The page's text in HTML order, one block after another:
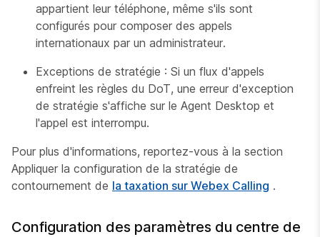
appartient leur téléphone, même s'ils sont
configurés pour composer des appels
internationaux par un administrateur.
Exceptions de stratégie : Si un flux d'appels
enfreint les règles du DoT, une erreur d'exception
de stratégie s'affiche sur le Agent Desktop et
l'appel est interrompu.
Pour plus d'informations, reportez-vous à la section
Appliquer la configuration de la stratégie de
contournement de la taxation sur Webex Calling .
Configuration des paramètres du centre de